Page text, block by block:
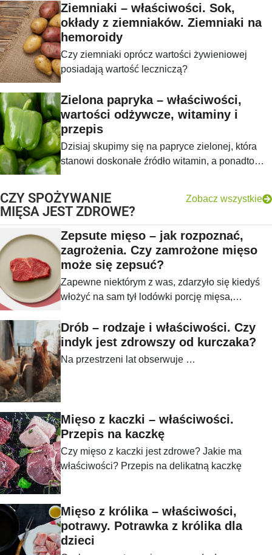
związków fenolowych, olejków eterycznych i
innych składników odżywczych, posiadający
wiele właściwości leczniczych, m.in.
obniżających poziom glukozy we krwi oraz
poziomu lipidów w surowicy.
Ziemniaki – właściwości. Sok,
okłady z ziemniaków. Ziemniaki na
hemoroidy
Czy ziemniaki oprócz wartości żywieniowej
posiadają wartość leczniczą?
Zielona papryka – właściwości,
wartości odżywcze, witaminy i
przepis
Dzisiaj skupimy się na papryce zielonej, która
stanowi doskonałe źródło witamin, a ponadto
CZY SPOŻYWANIE
MIĘSA JEST ZDROWE?
Zobacz wszystkie
Zepsute mięso – jak rozpoznać,
zagrożenia. Czy zamrożone mięso
może się zepsuć?
Zapewne niektórym z was, zdarzyło się kiedyś
włożyć na sam tył lodówki porcję mięsa,
konsekwencji o nim zapomnieć. Po kilku dniach
wyciągamy takie mięso i nie jesteśmy do końca
pewni czy nadaję się ono w ogóle do spożycia.
jakie zagrożenia na nas czyhają w wyniku
zjedzenia zepsutego mięsa?
Drób – rodzaje i właściwości. Czy
indyk jest zdrowszy od kurczaka?
Na przestrzeni lat obserwuje …
Mięso z kaczki – właściwości.
Przepis na kaczkę
Czy mięso z kaczki jest zdrowe? Jakie ma
właściwości? Przepis na delikatną kaczkę
Mięso z królika – właściwości,
potrawy. Potrawka z królika dla
dzieci